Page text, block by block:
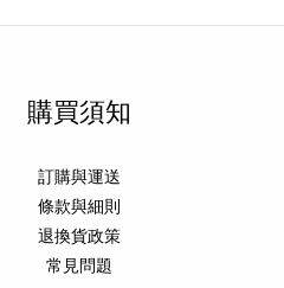
購買須知
訂購與運送
條款與細則
退換貨政策
常見問題